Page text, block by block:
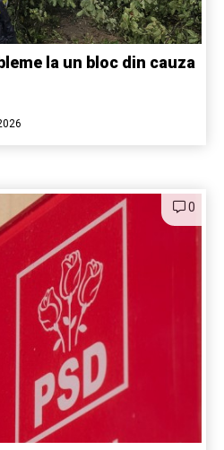
la un bloc din cauza
0